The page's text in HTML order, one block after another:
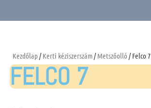
Kezdőlap/Kerti kéziszerszám/Metszőolló / Felco 7
FELCO 7